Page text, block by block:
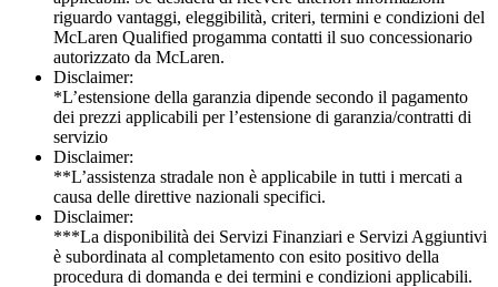
riguardo vantaggi, eleggibilità, criteri, termini e condizioni del
McLaren Qualified progamma contatti il suo concessionario
autorizzato da McLaren.
Disclaimer:
*L’estensione della garanzia dipende secondo il pagamento
dei prezzi applicabili per l’estensione di garanzia/contratti di
servizio
Disclaimer:
**L’assistenza stradale non è applicabile in tutti i mercati a
causa delle direttive nazionali specifici.
Disclaimer:
***La disponibilità dei Servizi Finanziari e Servizi Aggiuntivi
è subordinata al completamento con esito positivo della
procedura di domanda e dei termini e condizioni applicabili.